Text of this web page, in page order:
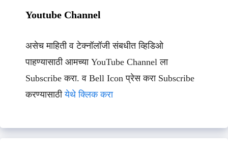
Youtube Channel
असेच माहिती व टेक्नॉलॉजी संबधीत व्हिडिओ
पाहण्यासाठी आमच्या YouTube Channel ला
Subscribe करा. व Bell Icon प्रेस करा Subscribe
करण्यासाठीयेथे क्लिक करा